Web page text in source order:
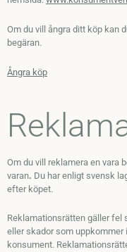
Om du vill ångra ditt köp kan
begäran.
Ångra köp
Om du vill reklamera en vara
varan. Du har enligt svensk
efter köpet.
Reklamationsrätten gäller fel
eller skador som
konsument.